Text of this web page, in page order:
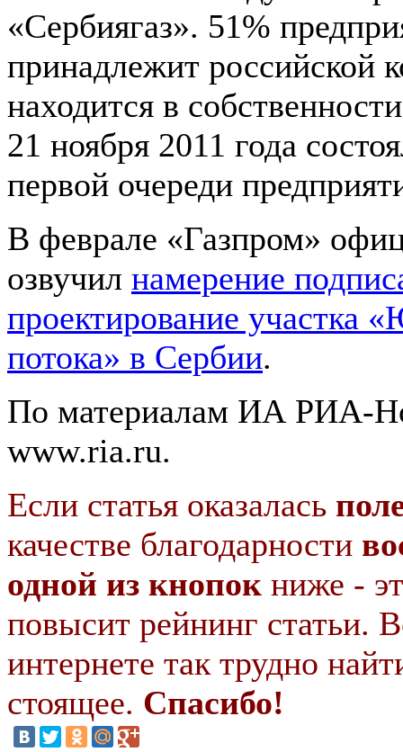
«Сербиягаз». 51%
принадлежит российской
находится в
21 ноября 2011 года
первой очереди
В феврале «Газпром»
озвучил намерение
проектирование участка
потока» в Сербии.
По материалам ИА РИА-
www.ria.ru.
Если статья оказалась
качестве благодарности
одной из кнопок ниже -
повысит рейнинг статьи.
интернете так трудно
стоящее. Спасибо!